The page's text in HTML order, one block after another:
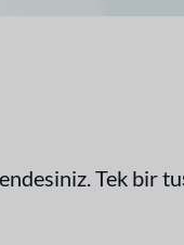
Tek bir